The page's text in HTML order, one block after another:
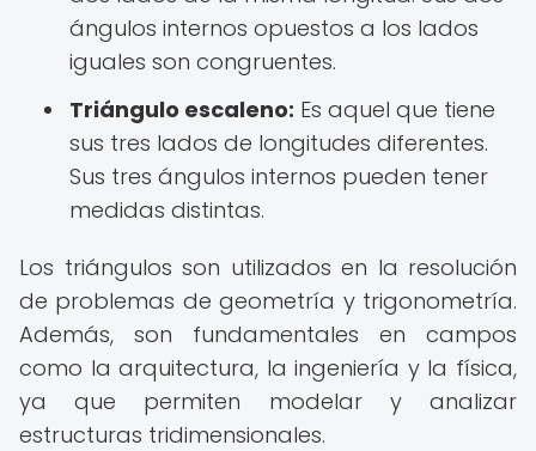
ángulos internos opuestos a los lados
iguales son congruentes.
Triángulo escaleno: Es aquel que tiene
sus tres lados de longitudes diferentes.
Sus tres ángulos internos pueden tener
medidas distintas.
Los triángulos son utilizados en la resolución
de problemas de geometría y trigonometría.
Además, son fundamentales en campos
como la arquitectura, la ingeniería y la física,
ya que permiten modelar y analizar
estructuras tridimensionales.